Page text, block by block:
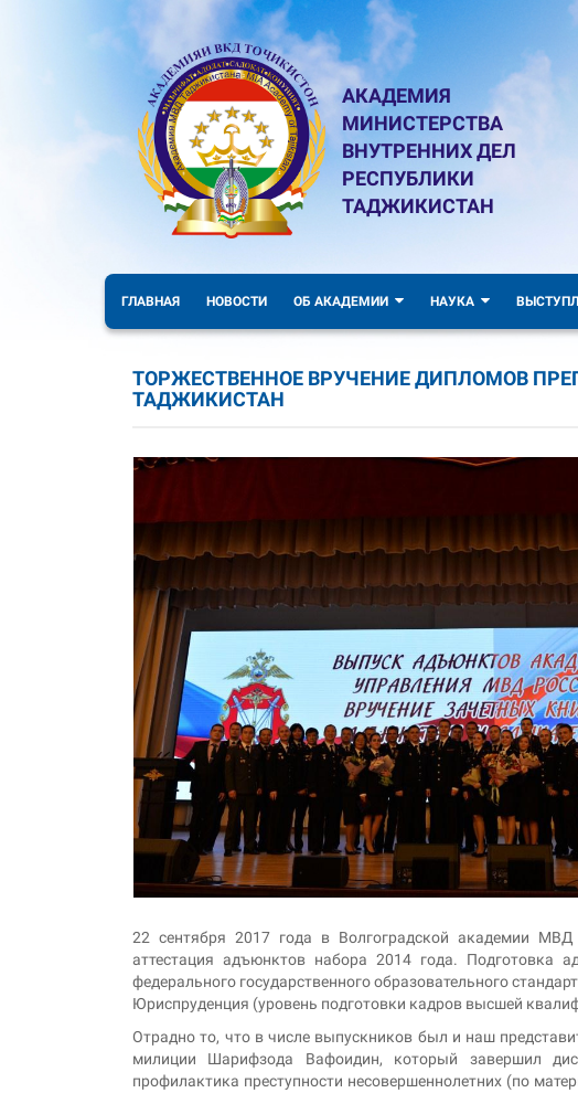
АКАДЕМИЯ
МИНИСТЕРСТВА
ВНУТРЕННИХ ДЕЛ
РЕСПУБЛИКИ
ТАДЖИКИСТАН
ГЛАВНАЯ НОВОСТИ ОБ АКАДЕМИИ НАУКА
ТОРЖЕСТВЕННОЕ ВРУЧЕНИЕ ДИПЛОМОВ
ТАДЖИКИСТАН
22 сентября 2017 года в Волгоградской академии МВД
аттестация адъюнктов набора 2014 года. Подготовка
федерального государственного образовательного
Юриспруденция (уровень подготовки кадров высшей
Отрадно то, что в числе выпускников был и наш
милиции Шарифзода Вафоидин, который завершил
профилактика преступности несовершеннолетних (по